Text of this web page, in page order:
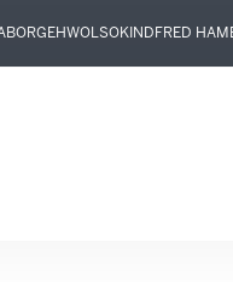
GEHWOL SOKIND FRED